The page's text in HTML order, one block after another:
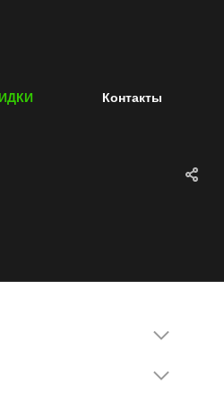
Контакты